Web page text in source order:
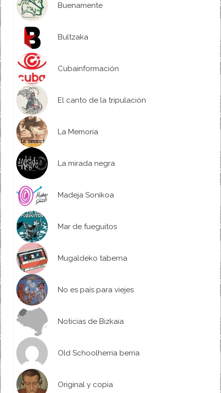
Buenamente
Bultzaka
Cubainformación
El canto de la tripulación
La Memoria
La mirada negra
Madeja Sonikoa
Mar de fueguitos
Mugaldeko taberna
No es país para viejes
Noticias de Bizkaia
Old Schoolherria berria
Original y copia